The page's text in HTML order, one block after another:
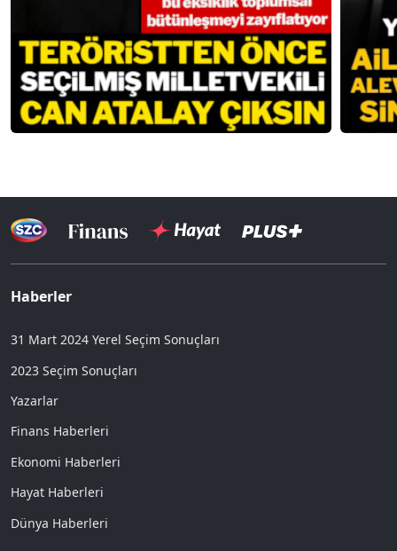
Haberler
31 Mart 2024 Yerel Seçim Sonuçları
2023 Seçim Sonuçları
Yazarlar
Finans Haberleri
Ekonomi Haberleri
Hayat Haberleri
Dünya Haberleri